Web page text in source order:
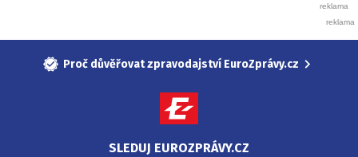
Proč důvěřovat zpravodajství EuroZprávy.cz
SLEDUJ EUROZPRÁVY.CZ